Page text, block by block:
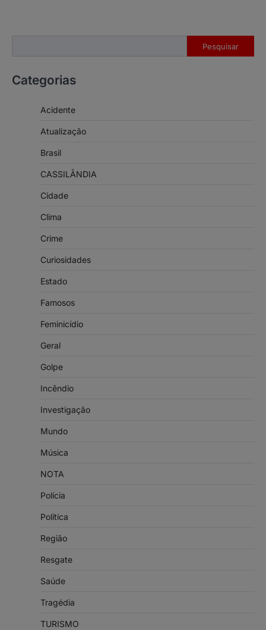
Pesquisar
Categorias
Acidente
Atualização
Brasil
CASSILÂNDIA
Cidade
Clima
Crime
Curiosidades
Estado
Famosos
Feminicídio
Geral
Golpe
Incêndio
Investigação
Mundo
Música
NOTA
Polícia
Política
Região
Resgate
Saúde
Tragédia
TURISMO